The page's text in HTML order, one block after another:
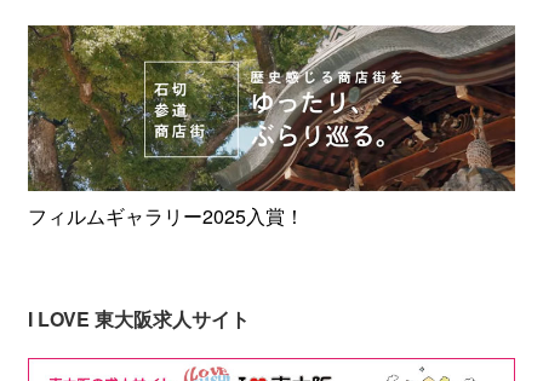
フィルムギャラリー2025入賞！
I LOVE 東大阪求人サイト